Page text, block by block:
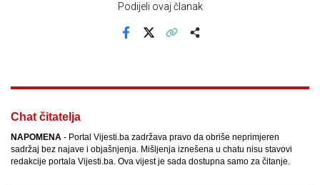
Podijeli ovaj članak
Chat čitatelja
NAPOMENA - Portal Vijesti.ba zadržava pravo da obriše neprimjeren
sadržaj bez najave i objašnjenja. Mišljenja iznešena u chatu nisu stavovi
redakcije portala Vijesti.ba. Ova vijest je sada dostupna samo za čitanje.